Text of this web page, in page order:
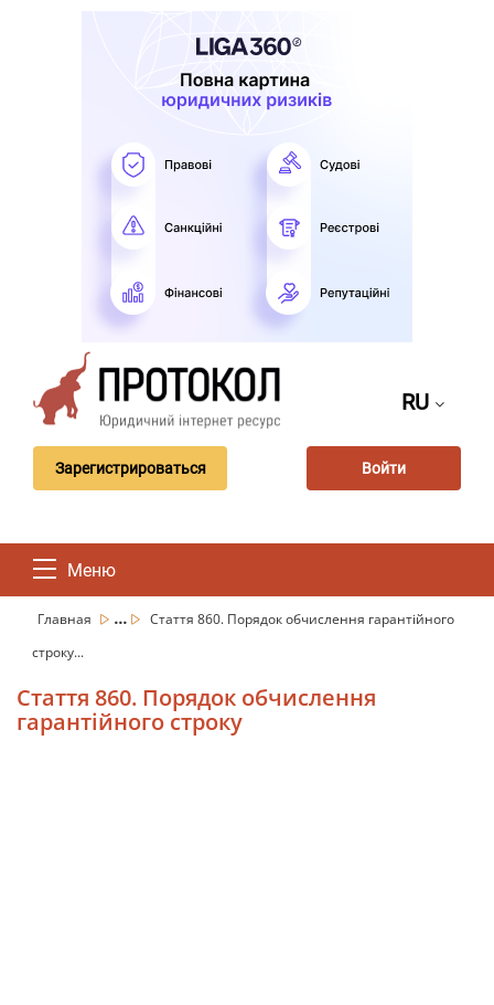
RU
Зарегистрироваться Войти
Меню
Главная ...
Стаття 860. Порядок обчислення гарантійного
строку...
Стаття 860. Порядок обчислення
гарантійного строку